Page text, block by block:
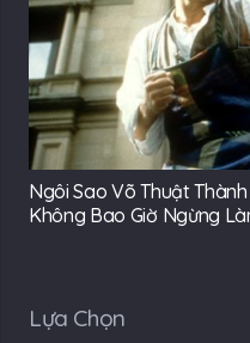
Ngôi Sao Võ Thuật
Không Bao Giờ Ngừng
Lựa Chọn